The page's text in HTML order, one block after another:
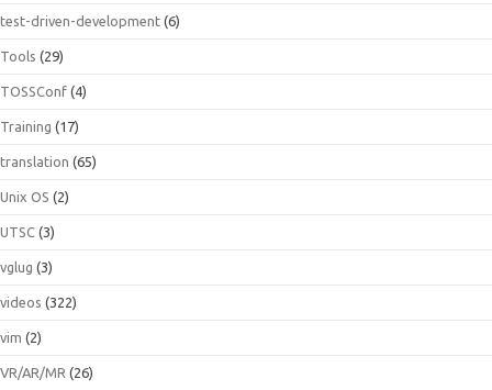
test-driven-development (6)
Tools (29)
TOSSConf (4)
Training (17)
translation (65)
Unix OS (2)
UTSC (3)
vglug (3)
videos (322)
vim (2)
VR/AR/MR (26)